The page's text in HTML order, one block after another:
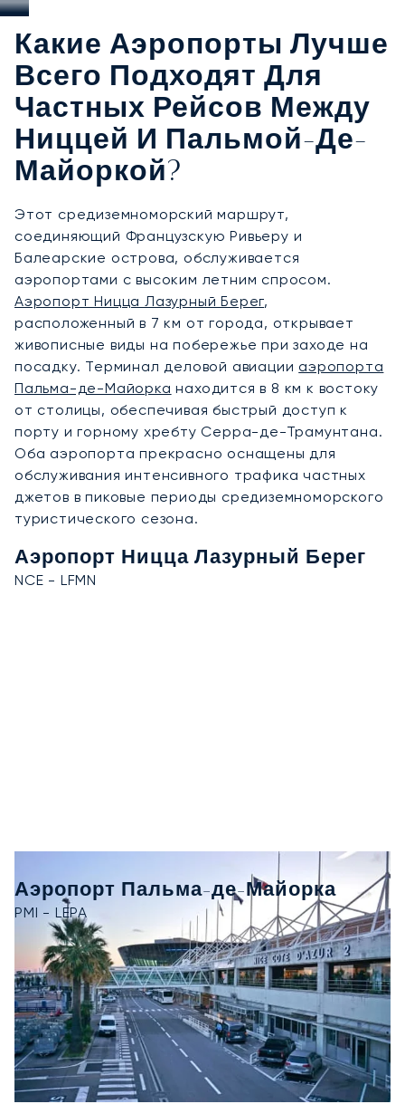
Какие Аэропорты Лучше
Всего Подходят Для
Частных Рейсов Между
Ниццей И Пальмой-Де-
Майоркой?
Этот средиземноморский маршрут,
соединяющий Французскую Ривьеру и
Балеарские острова, обслуживается
аэропортами с высоким летним спросом.
Аэропорт Ницца Лазурный Берег,
расположенный в 7 км от города, открывает
живописные виды на побережье при заходе на
посадку. Терминал деловой авиации аэропорта
Пальма-де-Майорка находится в 8 км к востоку
от столицы, обеспечивая быстрый доступ к
порту и горному хребту Серра-де-Трамунтана.
Оба аэропорта прекрасно оснащены для
обслуживания интенсивного трафика частных
джетов в пиковые периоды средиземноморского
туристического сезона.
Аэропорт Ницца Лазурный Берег
NCE - LFMN
Аэропорт Пальма-де-Майорка
PMI - LEPA